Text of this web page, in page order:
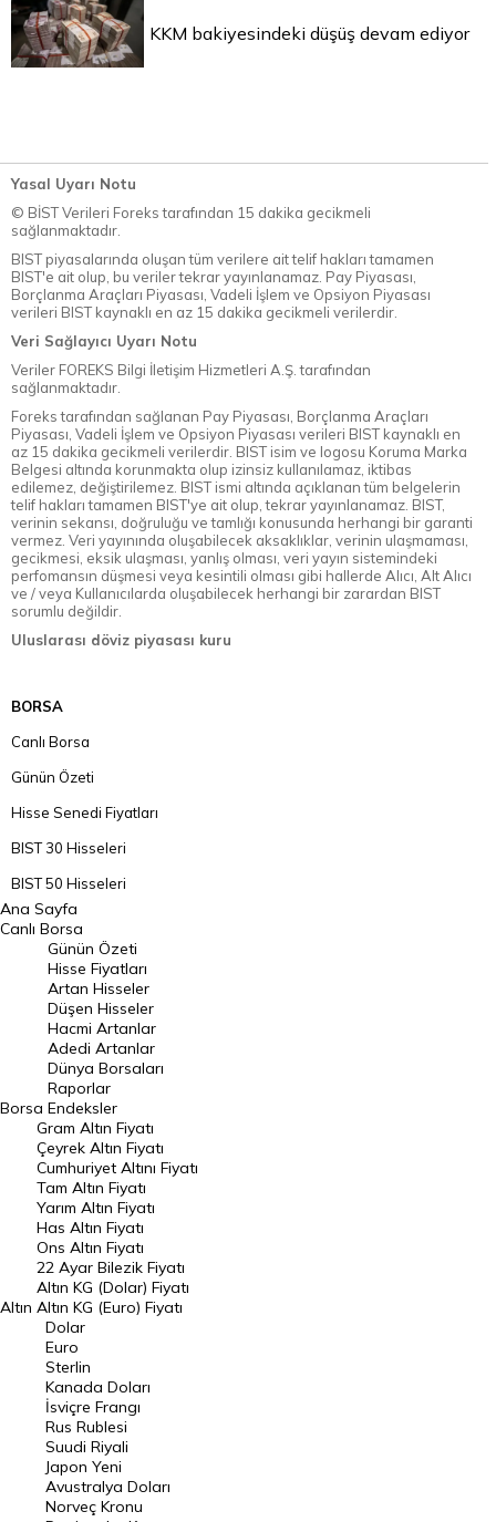
KKM bakiyesindeki düşüş devam ediyor
Yasal Uyarı Notu
© BİST Verileri Foreks tarafından 15 dakika gecikmeli
sağlanmaktadır.
BIST piyasalarında oluşan tüm verilere ait telif hakları tamamen
BIST'e ait olup, bu veriler tekrar yayınlanamaz. Pay Piyasası,
Borçlanma Araçları Piyasası, Vadeli İşlem ve Opsiyon Piyasası
verileri BIST kaynaklı en az 15 dakika gecikmeli verilerdir.
Veri Sağlayıcı Uyarı Notu
Veriler FOREKS Bilgi İletişim Hizmetleri A.Ş. tarafından
sağlanmaktadır.
Foreks tarafından sağlanan Pay Piyasası, Borçlanma Araçları
Piyasası, Vadeli İşlem ve Opsiyon Piyasası verileri BIST kaynaklı en
az 15 dakika gecikmeli verilerdir. BIST isim ve logosu Koruma Marka
Belgesi altında korunmakta olup izinsiz kullanılamaz, iktibas
edilemez, değiştirilemez. BIST ismi altında açıklanan tüm belgelerin
telif hakları tamamen BIST'ye ait olup, tekrar yayınlanamaz. BIST,
verinin sekansı, doğruluğu ve tamlığı konusunda herhangi bir garanti
vermez. Veri yayınında oluşabilecek aksaklıklar, verinin ulaşmaması,
gecikmesi, eksik ulaşması, yanlış olması, veri yayın sistemindeki
perfomansın düşmesi veya kesintili olması gibi hallerde Alıcı, Alt Alıcı
ve / veya Kullanıcılarda oluşabilecek herhangi bir zarardan BIST
sorumlu değildir.
Uluslarası döviz piyasası kuru
BORSA
Canlı Borsa
Günün Özeti
Hisse Senedi Fiyatları
BIST 30 Hisseleri
BIST 50 Hisseleri
BIST 100 Hisseleri
En Çok Artan Hisseler
En Çok Düşen Hisseler
Hacmi Artanlar
Geçmiş Kapanışlar
Dünya Borsaları
Raporlar
Endeksler
DÖVİZ
Döviz Kuru
Dolar Kuru
Euro Kuru
Pound Kuru
Frank Kuru
Riyal Kuru
Avustralya Doları
Danimarka Kronu Kuru
Ana Sayfa
Canlı Borsa
Borsa
Günün Özeti
Hisse Fiyatları
Artan Hisseler
Düşen Hisseler
Hacmi Artanlar
Adedi Artanlar
Dünya Borsaları
Raporlar
Endeksler
Altın
Gram Altın Fiyatı
Çeyrek Altın Fiyatı
Cumhuriyet Altını Fiyatı
Tam Altın Fiyatı
Yarım Altın Fiyatı
Has Altın Fiyatı
Ons Altın Fiyatı
22 Ayar Bilezik Fiyatı
Altın KG (Dolar) Fiyatı
Altın KG (Euro) Fiyatı
Dolar
Euro
Sterlin
Kanada Doları
İsviçre Frangı
Rus Rublesi
Suudi Riyali
Japon Yeni
Avustralya Doları
Norveç Kronu